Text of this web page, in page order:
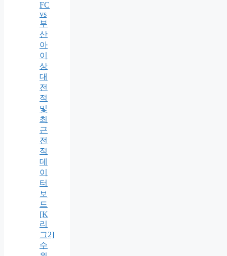
FC
vs
부
산
아
이
상
대
전
적
및
최
근
전
적
데
이
터
보
드
[K
리
그2]
수